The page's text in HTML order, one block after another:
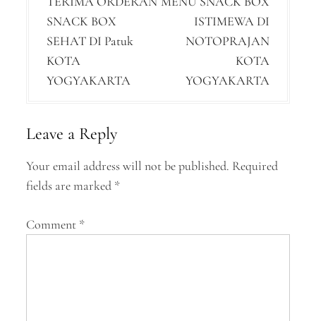
o
s
t
n
v
g
t
SNACK BOX
SEHAT DI Patuk
KOTA
YOGYAKARTA
ISTIMEWA DI
NOTOPRAJAN
KOTA
YOGYAKARTA
Leave a Reply
Your email address will not be published. Required
fields are marked *
Comment *